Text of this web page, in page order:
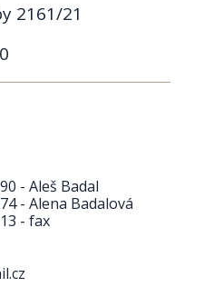
2161/21
- Aleš Badal
- Alena Badalová
- fax